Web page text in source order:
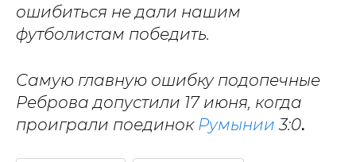
ошибиться не дали нашим
футболистам победить.
Самую главную ошибку подопечные
Реброва допустили 17 июня, когда
проиграли поединок Румынии 3:0.